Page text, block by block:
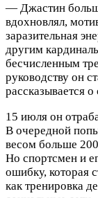
— Джастин
вдохновлял,
заразительная
другим
бесчисленным
руководству он
рассказывается
15 июля он
В очередной
весом больше
Но спортсмен и
ошибку, которая
как тренировка